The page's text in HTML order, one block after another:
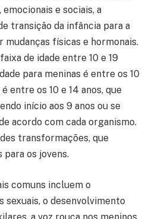
e sociais, a
transição da infância para a
mudanças físicas e hormonais.
de idade entre 10 e 19
para meninas é entre os 10
entre os 10 e 14 anos, que
início aos 9 anos ou se
acordo com cada organismo.
transformações, que
para os jovens.
comuns incluem o
sexuais, o desenvolvimento
a voz rouca nos meninos